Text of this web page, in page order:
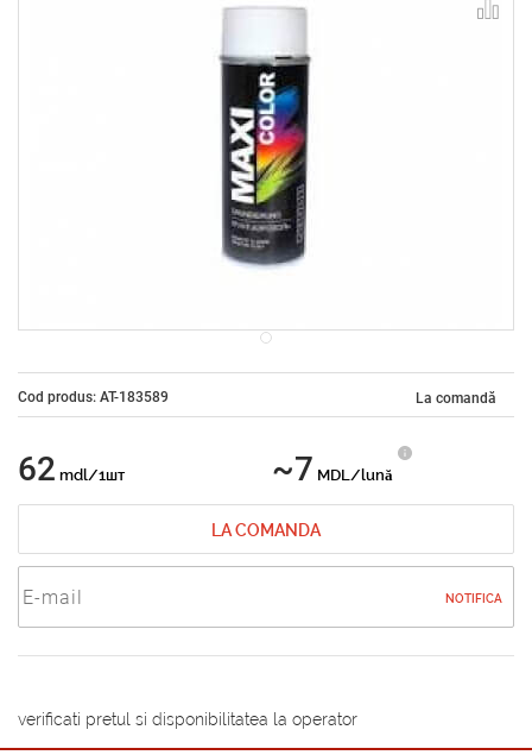
Cod produs: AT-183589 La comandă
62 mdl/1шт ~7 MDL/lună
LA COMANDA
NOTIFICA
verificati pretul si disponibilitatea la operator